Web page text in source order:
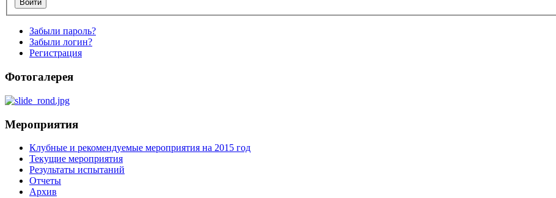
Забыли пароль?
Забыли логин?
Регистрация
Фотогалерея
Мероприятия
Клубные и рекомендуемые мероприятия на 2015 год
Текущие мероприятия
Результаты испытаний
Отчеты
Архив